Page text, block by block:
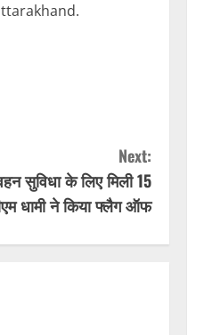
Next:
सुविधा के लिए मिली 15
धामी ने किया फ्लैग ऑफ